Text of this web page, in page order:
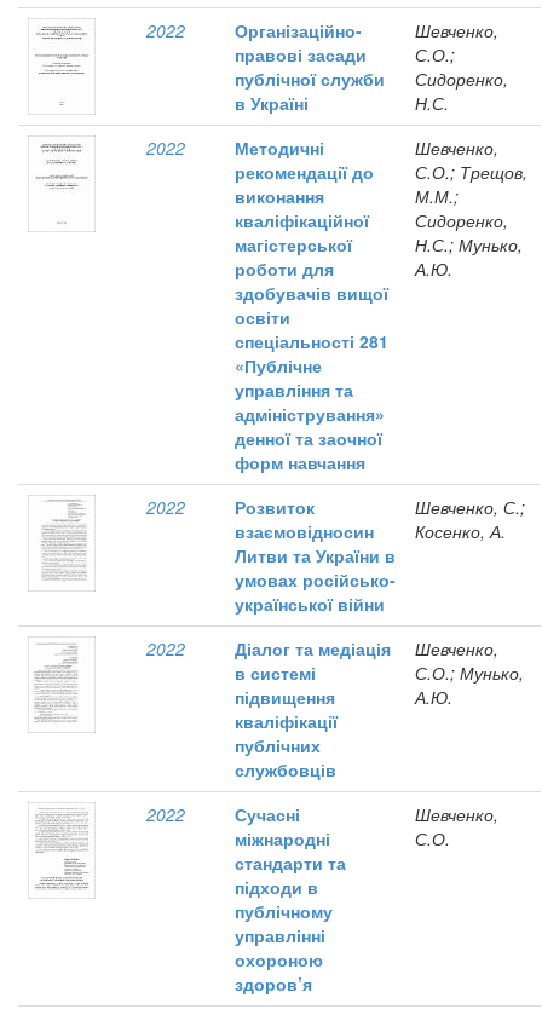
2022
Організаційно-
правові засади
публічної служби
в Україні
Шевченко,
С.О.;
Сидоренко,
Н.С.
2022
Методичні
рекомендації до
виконання
кваліфікаційної
магістерської
роботи для
здобувачів вищої
освіти
спеціальності 281
«Публічне
управління та
адміністрування»
денної та заочної
форм навчання
Шевченко,
С.О.; Трещов,
М.М.;
Сидоренко,
Н.С.; Мунько,
А.Ю.
2022
Розвиток
взаємовідносин
Литви та України в
умовах російсько-
української війни
Шевченко, С.;
Косенко, А.
2022
Діалог та медіація
в системі
підвищення
кваліфікації
публічних
службовців
Шевченко,
С.О.; Мунько,
А.Ю.
2022
Сучасні
міжнародні
стандарти та
підходи в
публічному
управлінні
охороною
здоров’я
Шевченко,
С.О.